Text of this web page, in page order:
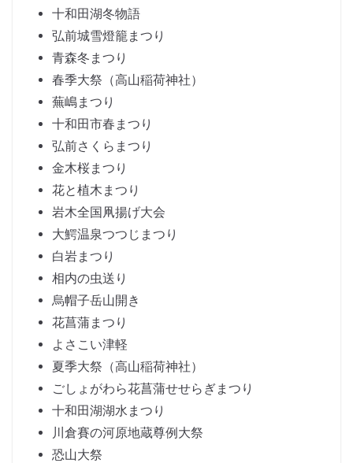
十和田湖冬物語
弘前城雪燈籠まつり
青森冬まつり
春季大祭（高山稲荷神社）
蕪嶋まつり
十和田市春まつり
弘前さくらまつり
金木桜まつり
花と植木まつり
岩木全国凧揚げ大会
大鰐温泉つつじまつり
白岩まつり
相内の虫送り
烏帽子岳山開き
花菖蒲まつり
よさこい津軽
夏季大祭（高山稲荷神社）
ごしょがわら花菖蒲せせらぎまつり
十和田湖湖水まつり
川倉賽の河原地蔵尊例大祭
恐山大祭